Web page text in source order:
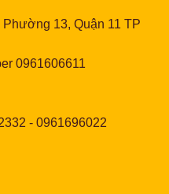
13, Quận 11 TP
0961606611
- 0961696022